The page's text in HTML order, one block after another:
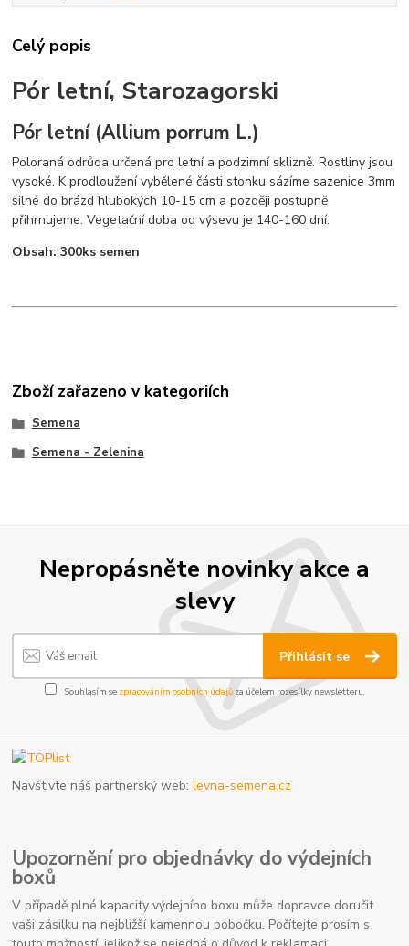
Celý popis
Pór letní, Starozagorski
Pór letní (Allium porrum L.)
Poloraná odrůda určená pro letní a podzimní sklizně. Rostliny jsou
vysoké. K prodloužení vybělené části stonku sázíme sazenice 3mm
silné do brázd hlubokých 10-15 cm a později postupně
přihrnujeme. Vegetační doba od výsevu je 140-160 dní.
Obsah: 300ks semen
Zboží zařazeno v kategoriích
Semena
Semena - Zelenina
Nepropásněte novinky akce a
slevy
Přihlásit se
Souhlasím se zpracováním osobních údajůza účelem rozesílky newsletteru.
Navštivte náš partnerský web:levna-semena.cz
Upozornění pro objednávky do výdejních
boxů
V případě plné kapacity výdejního boxu může dopravce doručit
vaši zásilku na nejbližší kamennou pobočku. Počítejte prosím s